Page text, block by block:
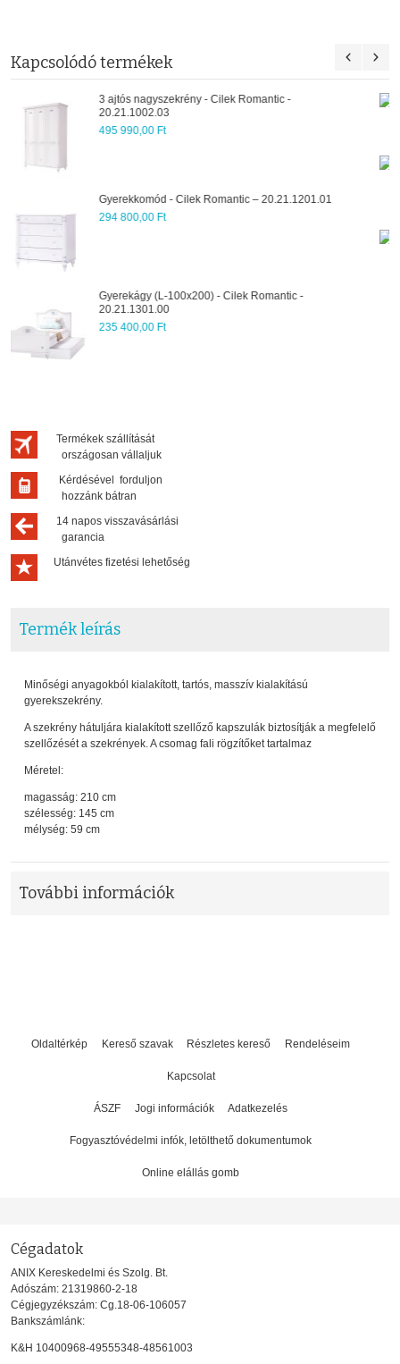
Kapcsolódó termékek
20.21.1304.00
240 240,00 Ft
Termékek szállítását
országosan vállaljuk
Kérdésével forduljon
hozzánk bátran
14 napos visszavásárlási
garancia
Utánvétes fizetési lehetőség
Termék leírás
Minőségi anyagokból kialakított, tartós, masszív kialakítású
gyerekszekrény.
A szekrény hátuljára kialakított szellőző kapszulák biztosítják a megfelelő
szellőzését a szekrények. A csomag fali rögzítőket tartalmaz
Méretel:
magasság: 210 cm
szélesség: 145 cm
mélység: 59 cm
További információk
Oldaltérkép Kereső szavak Részletes kereső Rendeléseim
Kapcsolat
ÁSZF Jogi információk Adatkezelés
Fogyasztóvédelmi infók, letölthető dokumentumok
Online elállás gomb
Cégadatok
ANIX Kereskedelmi és Szolg. Bt.
Adószám: 21319860-2-18
Cégjegyzékszám: Cg.18-06-106057
Bankszámlánk:
K&H 10400968-49555348-48561003